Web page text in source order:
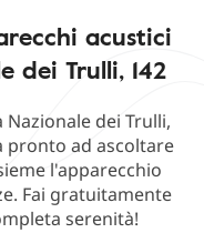
acustici
dei Trulli, 142
dei Trulli,
pronto ad ascoltare
l'apparecchio
Fai gratuitamente
serenità!